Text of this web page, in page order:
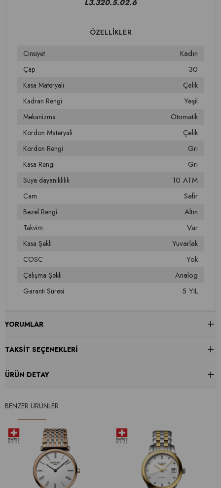
L3.320.5.02.6
Cinsiyet Kadın
Çap 30
Kasa Materyali Çelik
Kadran Rengi Yeşil
Mekanizma Otomatik
Kordon Materyali Çelik
Kordon Rengi Gri
Kasa Rengi Gri
Suya dayanıklılık 10 ATM
Cam Safir
Bezel Rengi Altın
Takvim Var
Kasa Şekli Yuvarlak
COSC Yok
Çalışma Şekli Analog
Garanti Süresi 5 YIL
YORUMLAR
TAKSIT SEÇENEKLERI
ÜRÜN DETAY
BENZER ÜRÜNLER